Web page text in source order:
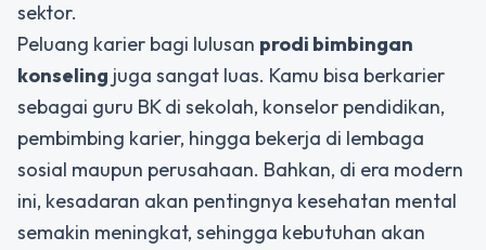
sektor.
Peluang karier bagi lulusan prodi bimbingan
konseling juga sangat luas. Kamu bisa berkarier
sebagai guru BK di sekolah, konselor pendidikan,
pembimbing karier, hingga bekerja di lembaga
sosial maupun perusahaan. Bahkan, di era modern
ini, kesadaran akan pentingnya kesehatan mental
semakin meningkat, sehingga kebutuhan akan